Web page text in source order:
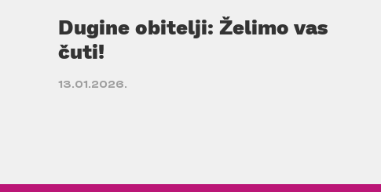
Dugine obitelji: Želimo vas
čuti!
13.01.2026.